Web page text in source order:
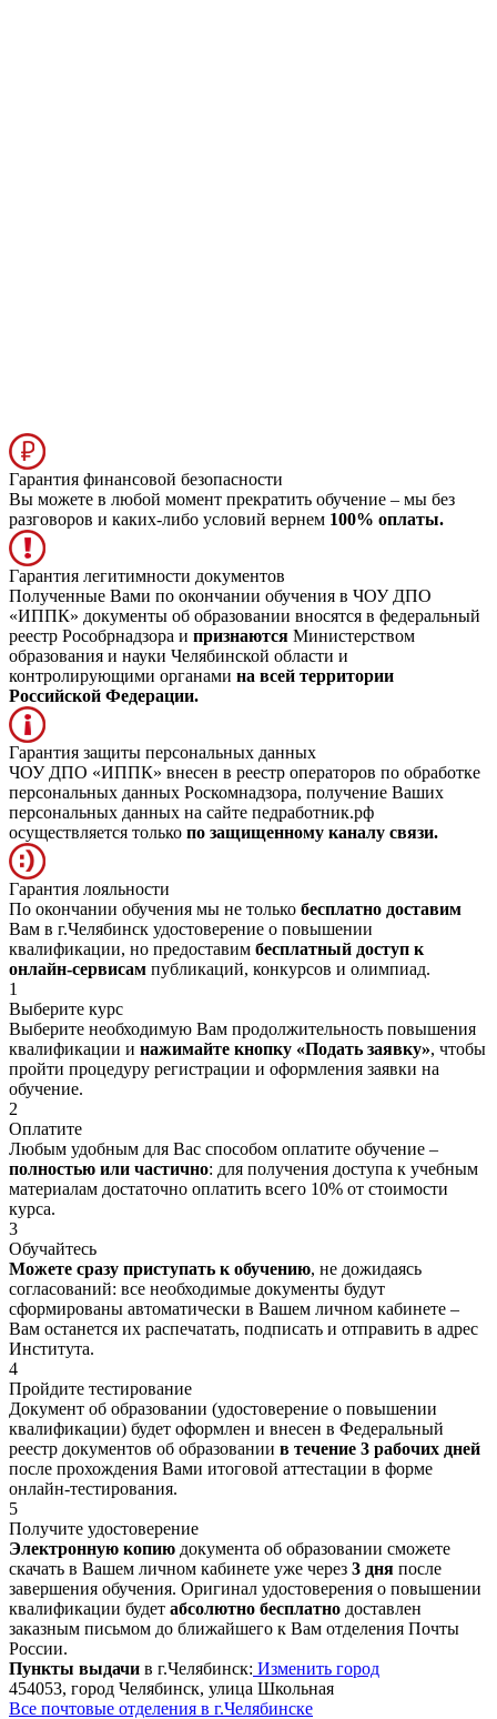
Гарантия финансовой безопасности
Вы можете в любой момент прекратить обучение – мы без
разговоров и каких-либо условий вернем 100% оплаты.
Гарантия легитимности документов
Полученные Вами по окончании обучения в ЧОУ ДПО
«ИППК» документы об образовании вносятся в федеральный
реестр Рособрнадзора и признаются Министерством
образования и науки Челябинской области и
контролирующими органами на всей территории
Российской Федерации.
Гарантия защиты персональных данных
ЧОУ ДПО «ИППК» внесен в реестр операторов по обработке
персональных данных Роскомнадзора, получение Ваших
персональных данных на сайте педработник.рф
осуществляется только по защищенному каналу связи.
Гарантия лояльности
По окончании обучения мы не только бесплатно доставим
Вам в г.Челябинск удостоверение о повышении
квалификации, но предоставим бесплатный доступ к
онлайн-сервисам публикаций, конкурсов и олимпиад.
1
Выберите курс
Выберите необходимую Вам продолжительность повышения
квалификации и нажимайте кнопку «Подать заявку», чтобы
пройти процедуру регистрации и оформления заявки на
обучение.
2
Оплатите
Любым удобным для Вас способом оплатите обучение –
полностью или частично: для получения доступа к учебным
материалам достаточно оплатить всего 10% от стоимости
курса.
3
Обучайтесь
Можете сразу приступать к обучению, не дожидаясь
согласований: все необходимые документы будут
сформированы автоматически в Вашем личном кабинете –
Вам останется их распечатать, подписать и отправить в адрес
Института.
4
Пройдите тестирование
Документ об образовании (удостоверение о повышении
квалификации) будет оформлен и внесен в Федеральный
реестр документов об образовании в течение 3 рабочих дней
после прохождения Вами итоговой аттестации в форме
онлайн-тестирования.
5
Получите удостоверение
Электронную копию документа об образовании сможете
скачать в Вашем личном кабинете уже через 3 дня после
завершения обучения. Оригинал удостоверения о повышении
квалификации будет абсолютно бесплатно доставлен
заказным письмом до ближайшего к Вам отделения Почты
России.
Пункты выдачи в г.Челябинск: Изменить город
454053, город Челябинск, улица Школьная
Все почтовые отделения в г.Челябинске